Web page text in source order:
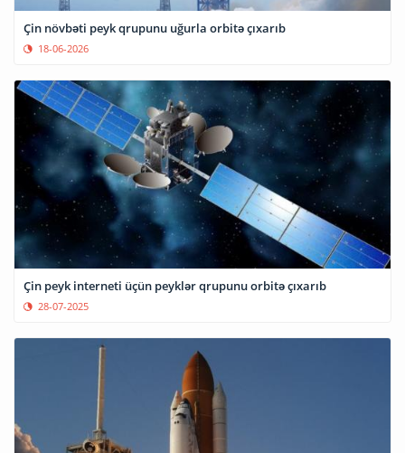
Çin növbəti peyk qrupunu uğurla orbitə çıxarıb
18-06-2026
Çin peyk interneti üçün peyklər qrupunu orbitə çıxarıb
28-07-2025